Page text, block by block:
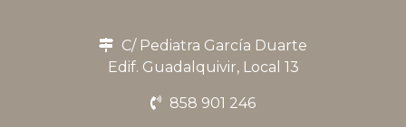
C/ Pediatra García Duarte
Edif. Guadalquivir, Local 13
858 901 246